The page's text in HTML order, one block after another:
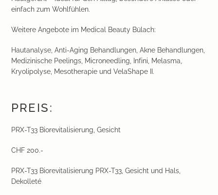
einfach zum Wohlfühlen.
Weitere Angebote im Medical Beauty Bülach:
Hautanalyse, Anti-Aging Behandlungen, Akne Behandlungen,
Medizinische Peelings, Microneedling, Infini, Melasma,
Kryolipolyse, Mesotherapie und VelaShape II.
PREIS:
PRX-T33 Biorevitalisierung, Gesicht
CHF 200.-
PRX-T33 Biorevitalisierung PRX-T33, Gesicht und Hals,
Dekolleté